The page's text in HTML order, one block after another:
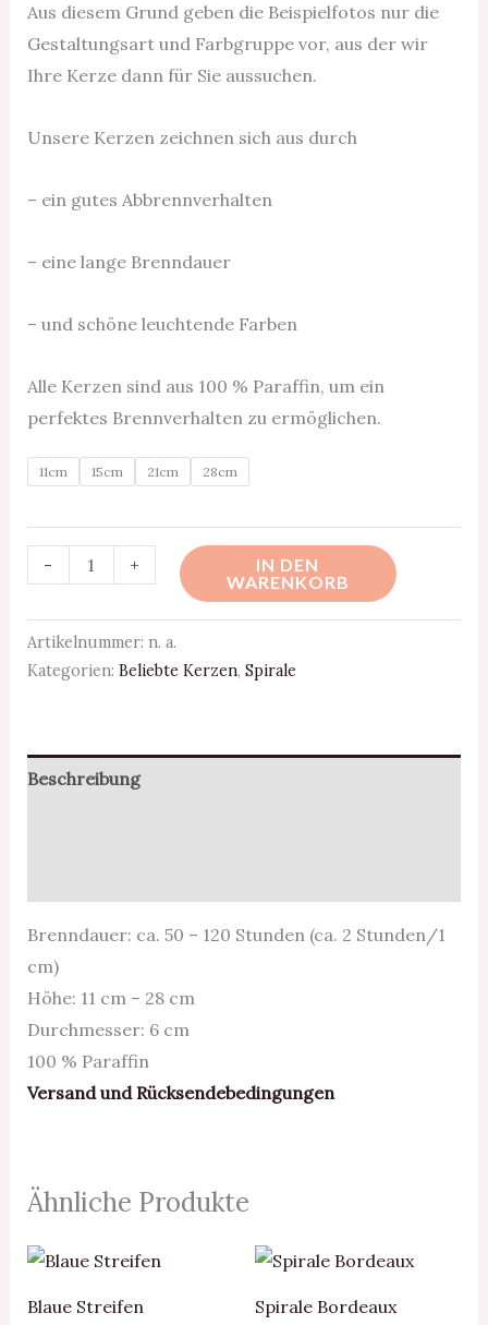
Aus diesem Grund geben die Beispielfotos nur die
Gestaltungsart und Farbgruppe vor, aus der wir
Ihre Kerze dann für Sie aussuchen.
Unsere Kerzen zeichnen sich aus durch
– ein gutes Abbrennverhalten
– eine lange Brenndauer
– und schöne leuchtende Farben
Alle Kerzen sind aus 100 % Paraffin, um ein
perfektes Brennverhalten zu ermöglichen.
11cm 15cm 21cm 28cm
- +
IN DEN
WARENKORB
Artikelnummer: n. a.
Kategorien: Beliebte Kerzen, Spirale
Beschreibung
Brenndauer: ca. 50 – 120 Stunden (ca. 2 Stunden/1
cm)
Höhe: 11 cm – 28 cm
Durchmesser: 6 cm
100 % Paraffin
Versand und Rücksendebedingungen
Ähnliche Produkte
Blaue Streifen
Preisspanne:
8,00 €
Spirale Bordeaux
Preisspanne:
8,00 €
26,00 €